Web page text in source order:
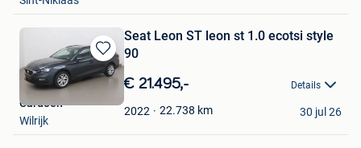
Bewaren
in
Favorieten
Seat Leon ST leon st 1.0 ecotsi style
90
€ 21.495,- Details
2022 22.738 km
Cardoen
Wilrijk
30 jul 26